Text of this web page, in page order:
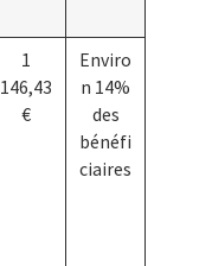
1
146,43
€
Enviro
n 14%
des
bénéfi
ciaires